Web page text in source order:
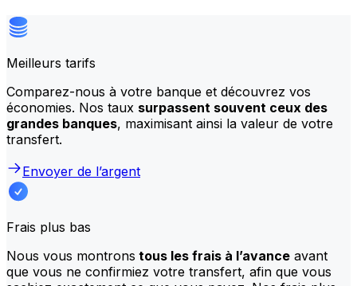
Meilleurs tarifs
Comparez-nous à votre banque et découvrez vos
économies. Nos taux surpassent souvent ceux des
grandes banques, maximisant ainsi la valeur de votre
transfert.
Envoyer de l’argent
Frais plus bas
Nous vous montrons tous les frais à l’avance avant
que vous ne confirmiez votre transfert, afin que vous